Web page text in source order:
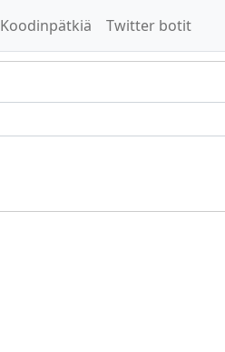
Koodinpätkiä Twitter botit